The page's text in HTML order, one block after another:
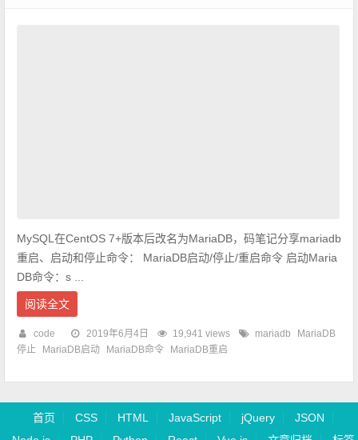
MySQL在CentOS 7+版本后改名为MariaDB，码笔记分享mariadb
重启、启动和停止命令： MariaDB启动/停止/重启命令 启动Maria
DB命令：s ...
阅读全文
code 2019年6月4日 19,941 views mariadb
MariaDB
停止
MariaDB启动 MariaDB命令 MariaDB重启
首页 CSS HTML JavaScript jQuery
JSON